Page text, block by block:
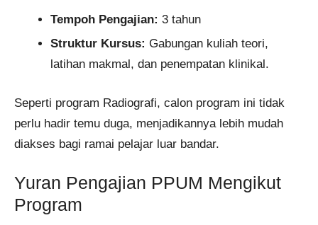
Tempoh Pengajian: 3 tahun
Struktur Kursus: Gabungan kuliah teori,
latihan makmal, dan penempatan klinikal.
Seperti program Radiografi, calon program ini tidak
perlu hadir temu duga, menjadikannya lebih mudah
diakses bagi ramai pelajar luar bandar.
Yuran Pengajian PPUM Mengikut
Program